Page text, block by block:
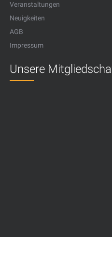
Veranstaltungen
Neuigkeiten
AGB
Impressum
Unsere